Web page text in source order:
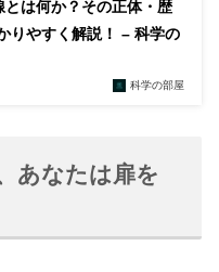
とは何か？その正体・歴
りやすく解説！ – 科学の
科学の部屋
あなたは扉を